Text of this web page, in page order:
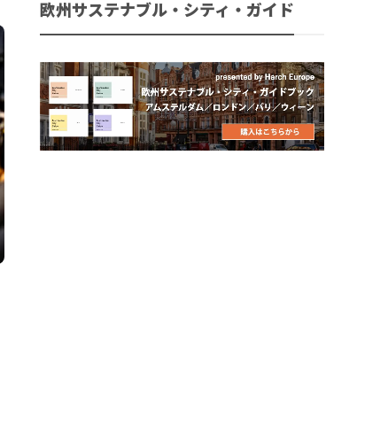
欧州サステナブル・シティ・ガイド